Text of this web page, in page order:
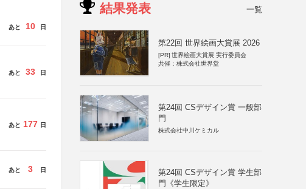
あと 10 日
あと 33 日
あと 177 日
あと 3 日
結果発表 一覧
第22回 世界絵画大賞展 2026
[PR] 世界絵画大賞展 実行委員会
共催：株式会社世界堂
第24回 CSデザイン賞 一般部
門
株式会社中川ケミカル
第24回 CSデザイン賞 学生部
門《学生限定》